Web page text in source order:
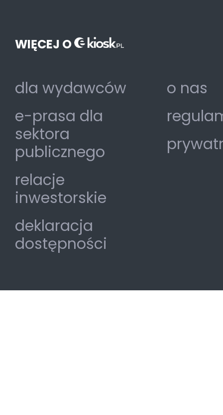
WIĘCEJ O
dla wydawców
e-prasa dla
sektora
publicznego
relacje
inwestorskie
deklaracja
dostępności
o nas